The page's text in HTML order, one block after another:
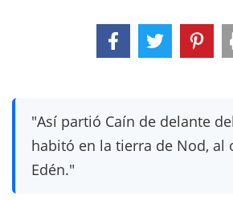
"Así partió Caín de delante
habitó en la tierra de Nod, al
Edén."